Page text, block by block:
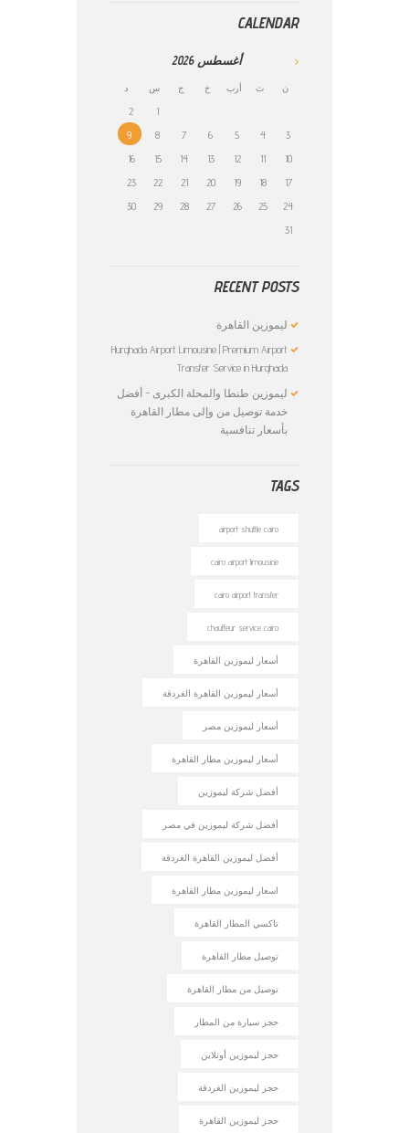
CALENDAR
أغسطس2026
ن ث أرب خ ج س د
1
2
3
4
5
6
7
8
9
10
11
12
13
14
15
16
17
18
19
20
21
22
23
24
25
26
27
28
29
30
31
RECENT POSTS
ليموزين القاهرة
Hurghada Airport Limousine | Premium Airport
Transfer Service in Hurghada
ليموزين طنطا والمحلة الكبرى – أفضل
خدمة توصيل من وإلى مطار القاهرة
بأسعار تنافسية
TAGS
airport shuttle cairo
cairo airport limousine
cairo airport transfer
chauffeur service cairo
أسعار ليموزين القاهرة
أسعار ليموزين القاهرة الغردقة
أسعار ليموزين مصر
أسعار ليموزين مطار القاهرة
أفضل شركة ليموزين
أفضل شركة ليموزين في مصر
أفضل ليموزين القاهرة الغردقة
اسعار ليموزين مطار القاهرة
تاكسي المطار القاهرة
توصيل مطار القاهرة
توصيل من مطار القاهرة
حجز سيارة من المطار
حجز ليموزين أونلاين
حجز ليموزين الغردقة
حجز ليموزين القاهرة